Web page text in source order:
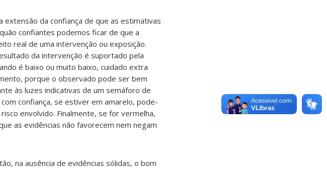
extensão da confiança de que as estimativas
confiantes podemos ficar de que a
real de uma intervenção ou exposição.
da intervenção é suportado pela
é baixo ou muito baixo, cuidado extra
porque o observado pode ser bem
às luzes indicativas de um semáforo de
confiança, se estiver em amarelo, pode-
envolvido. Finalmente, se for vermelha,
as evidências não favorecem nem negam
na ausência de evidências sólidas, o bom